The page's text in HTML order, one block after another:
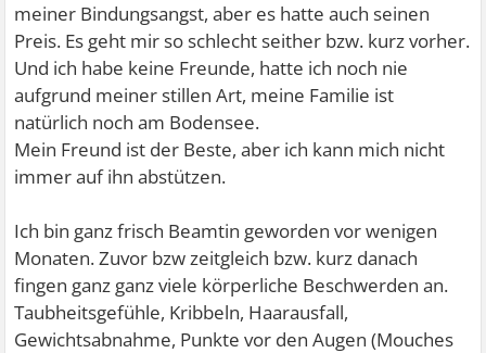
meiner Bindungsangst, aber es hatte auch seinen
Preis. Es geht mir so schlecht seither bzw. kurz vorher.
Und ich habe keine Freunde, hatte ich noch nie
aufgrund meiner stillen Art, meine Familie ist
natürlich noch am Bodensee.
Mein Freund ist der Beste, aber ich kann mich nicht
immer auf ihn abstützen.
Ich bin ganz frisch Beamtin geworden vor wenigen
Monaten. Zuvor bzw zeitgleich bzw. kurz danach
fingen ganz ganz viele körperliche Beschwerden an.
Taubheitsgefühle, Kribbeln, Haarausfall,
Gewichtsabnahme, Punkte vor den Augen (Mouches